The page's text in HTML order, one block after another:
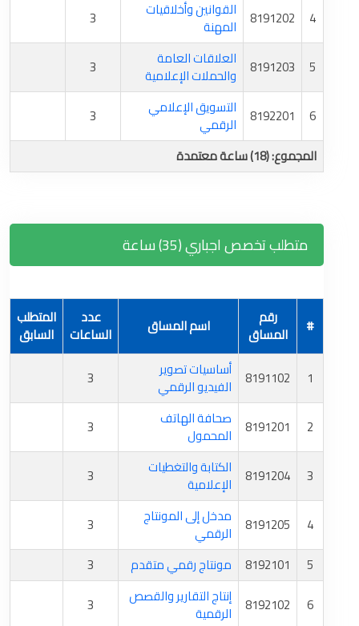
4
8191202 القوانين وأخلاقيات
المهنة 3
5
8191203 العلاقات العامة
والحملات الإعلامية 3
6
8192201 التسويق الإعلامي
الرقمي
3
المجموع: (18) ساعة معتمدة
متطلب تخصص اجباري (35) ساعة
# رقم
المساق اسم المساق عدد
الساعات
المتطلب
السابق
1
8191102 أساسيات تصوير
الفيديو الرقمي 3
2
8191201 صحافة الهاتف
المحمول 3
3
8191204 الكتابة والتغطيات
الإعلامية 3
4
8191205 مدخل إلى المونتاج
الرقمي
3
5
8192101 مونتاج رقمي متقدم
3
6
8192102 إنتاج التقارير والقصص
الرقمية 3